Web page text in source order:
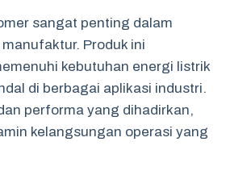
sangat penting dalam
Produk ini
kebutuhan energi listrik
di berbagai aplikasi industri.
performa yang dihadirkan,
kelangsungan operasi yang